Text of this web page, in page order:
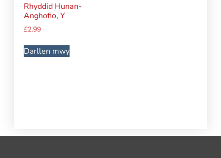
Rhyddid Hunan-
Anghofio, Y
£2.99
Darllen mwy